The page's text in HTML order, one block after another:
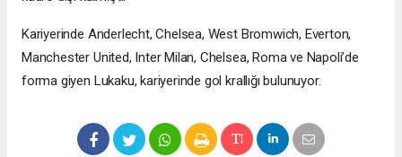
Kariyerinde Anderlecht, Chelsea, West Bromwich, Everton,
Manchester United, Inter Milan, Chelsea, Roma ve Napoli’de
forma giyen Lukaku, kariyerinde gol krallığı bulunuyor.